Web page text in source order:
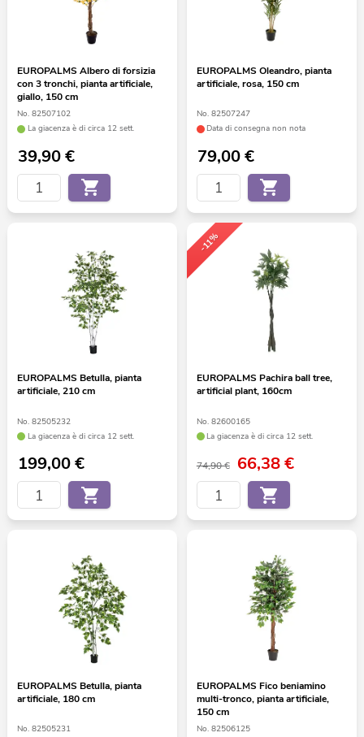
EUROPALMS Albero di forsizia
con 3 tronchi, pianta artificiale,
giallo, 150 cm
No. 82507102
La giacenza è di circa 12 sett.
39,90€
EUROPALMS Oleandro, pianta
artificiale, rosa, 150 cm
No. 82507247
Data di consegna non nota
79,00€
EUROPALMS Betulla, pianta
artificiale, 210 cm
No. 82505232
La giacenza è di circa 12 sett.
199,00€
-11%
EUROPALMS Pachira ball tree,
artificial plant, 160cm
No. 82600165
La giacenza è di circa 12 sett.
74,90 € 66,38€
EUROPALMS Betulla, pianta
artificiale, 180 cm
No. 82505231
EUROPALMS Fico beniamino
multi-tronco, pianta artificiale,
150 cm
No. 82506125